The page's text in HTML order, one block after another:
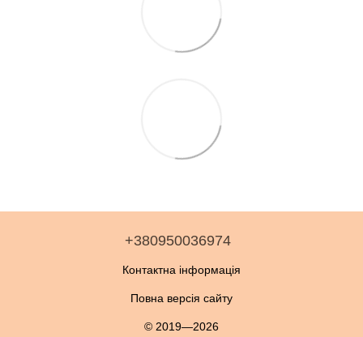
+380950036974
Контактна інформація
Повна версія сайту
© 2019—2026